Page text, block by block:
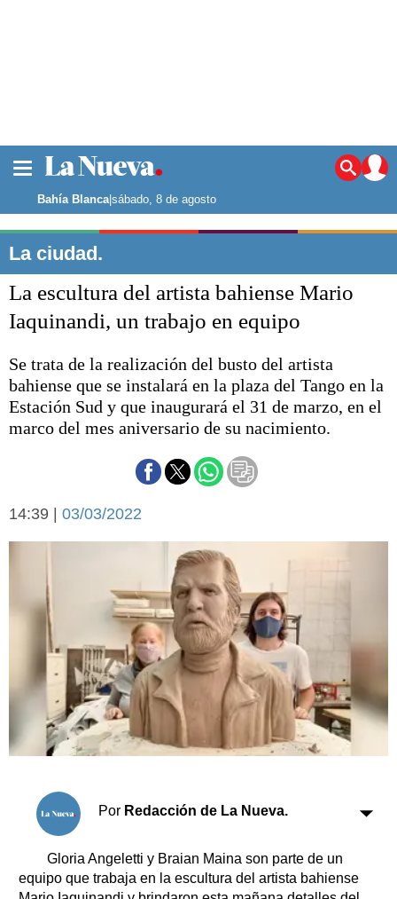
Noticias
La ciudad
Punta Alta
El mundo
Seguridad
Opinión
Deportes
Escenario Olímpico
Liga del Sur
Básquetbol
Fútbol
Federal A
Aplausos
Con el campo
Espacio empresas
Sociedad y tiempo
Sociedad
Tecnología
Turismo
Salud
Es viral
El tiempo
Cartón Lleno
Clasificados
Horóscopo
Suplementos
Servicios
Farmacias
Bahía Blanca|sábado, 8 de agosto
La ciudad.
La escultura del artista bahiense Mario
Iaquinandi, un trabajo en equipo
Se trata de la realización del busto del artista
bahiense que se instalará en la plaza del Tango en la
Estación Sud y que inaugurará el 31 de marzo, en el
marco del mes aniversario de su nacimiento.
14:39 | 03/03/2022
Por Redacción de La Nueva.
Gloria Angeletti y Braian Maina son parte de un
equipo que trabaja en la escultura del artista bahiense